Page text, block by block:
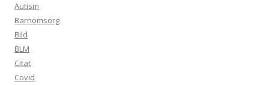
Autism
Barnomsorg
Bild
BLM
Citat
Covid